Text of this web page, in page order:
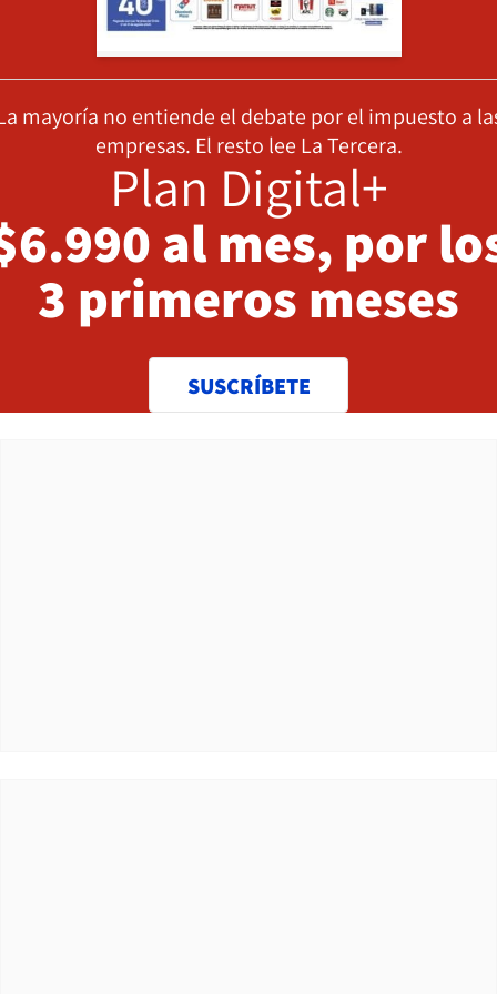
mayoría no entiende el debate por el impuesto a
empresas. El resto lee La Tercera.
Plan Digital+
al mes, por
3 primeros meses
SUSCRÍBETE